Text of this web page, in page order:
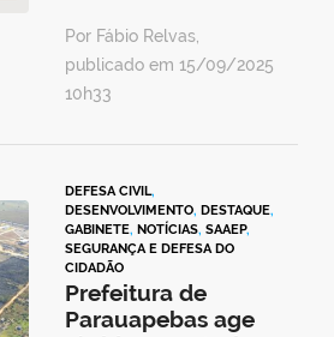
Por Fábio Relvas,
publicado em 15/09/2025
10h33
DEFESA CIVIL,
DESENVOLVIMENTO, DESTAQUE,
GABINETE, NOTÍCIAS, SAAEP,
SEGURANÇA E DEFESA DO
CIDADÃO
Prefeitura de
Parauapebas age